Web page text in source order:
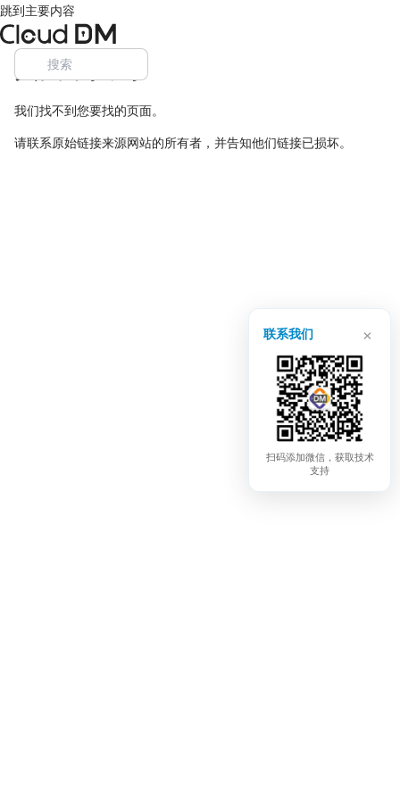
跳到主要内容
页面未找到
我们找不到您要找的页面。
请联系原始链接来源网站的所有者，并告知他们链接已损坏。
联系我们 ×
扫码添加微信，获取技术
支持